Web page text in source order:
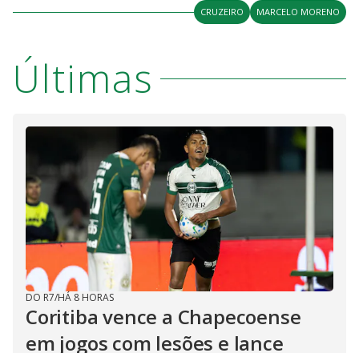
CRUZEIRO MARCELO MORENO
Últimas
DO R7/HÁ 8 HORAS
Coritiba vence a Chapecoense
em jogos com lesões e lance